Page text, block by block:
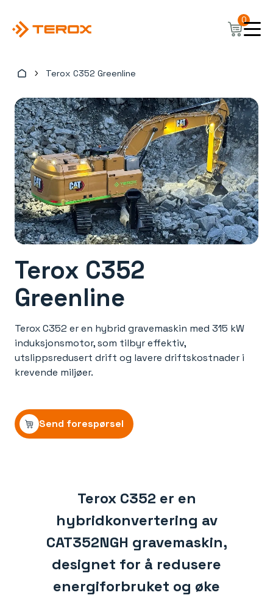
hovedinnhold
0
Terox C352 Greenline
Terox C352
Greenline
Terox C352 er en hybrid gravemaskin med 315 kW
induksjonsmotor, som tilbyr effektiv,
utslippsredusert drift og lavere driftskostnader i
krevende miljøer.
Send forespørsel
Terox C352 er en
hybridkonvertering av
CAT352NGH gravemaskin,
designet for å redusere
energiforbruket og øke